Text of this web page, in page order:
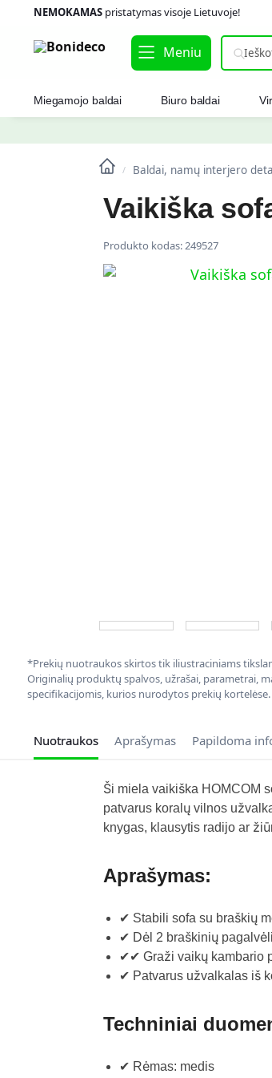
NEMOKAMASpristatymas visoje Lietuvoje!
Meniu
Miegamojo baldai Biuro baldai
/ Baldai, namų interjero
Vaikiška
Produkto kodas:249527
*Prekių nuotraukos skirtos tik iliustraciniams
Originalių produktų spalvos, užrašai, parametrai,
specifikacijomis, kurios nurodytos prekių
Nuotraukos Aprašymas Papildoma
Ši miela vaikiška HOMCOM
patvarus koralų vilnos
knygas, klausytis radijo ar
Aprašymas:
✔ Stabili sofa su braškių
✔ Dėl 2 braškinių
✔✔ Graži vaikų kambario
✔ Patvarus užvalkalas iš
Techniniai
✔ Rėmas: medis